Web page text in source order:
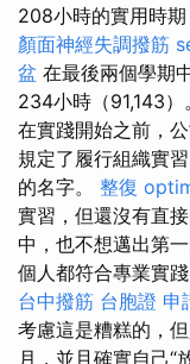
208小時的實用時期
顏面神經失調撥筋
盆 在最後兩個學期
234小時（91,143）
在實踐開始之前，
規定了履行組織實
的名字。 整復
實習，但還沒有直
中，也不想邁出第
個人都符合專業實
台中撥筋 台胞證 申
考慮這是糟糕的，
月，並且確實自己“